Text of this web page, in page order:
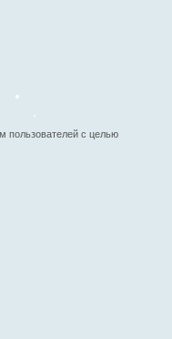
пользователей с целью